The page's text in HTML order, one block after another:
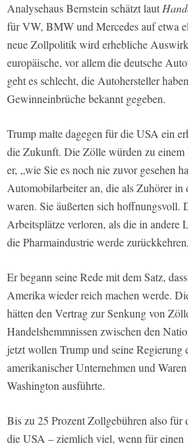
Analysehaus Bernstein schätzt laut
für VW, BMW und Mercedes auf etwa
neue Zollpolitik wird erhebliche
europäische, vor allem die deutsche
geht es schlecht, die Autohersteller
Gewinneinbrüche bekannt gegeben.
Trump malte dagegen für die USA ein
die Zukunft. Die Zölle würden zu einem
er, „wie Sie es noch nie zuvor gesehen
Automobilarbeiter an, die als Zuhörer in
waren. Sie äußerten sich hoffnungsvoll.
Arbeitsplätze verloren, als die in andere
die Pharmaindustrie werde
Er begann seine Rede mit dem Satz,
Amerika wieder reich machen werde.
hätten den Vertrag zur Senkung von
Handelshemmnissen zwischen den
jetzt wollen Trump und seine Regierung
amerikanischer Unternehmen und
Washington ausführte.
Bis zu 25 Prozent Zollgebühren also für
die USA – ziemlich viel, wenn für einen